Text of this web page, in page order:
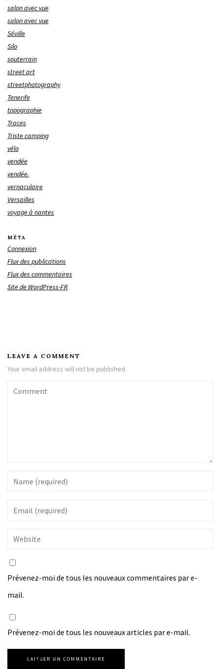
salon avec vue
salon avec vue
Séville
Silo
souterrain
street art
streetphotography
Tenerife
topographie
Traces
Triste camping
vélo
vendée
vendée.
vernaculaire
Versailles
voyage à nantes
MÉTA
Connexion
Flux des publications
Flux des commentaires
Site de WordPress-FR
LEAVE A COMMENT
Your email address will not be published.
Prévenez-moi de tous les nouveaux commentaires par e-
mail.
Prévenez-moi de tous les nouveaux articles par e-mail.
LAISSER UN COMMENTAIRE